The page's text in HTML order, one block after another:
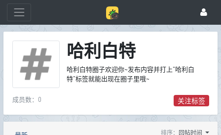
哈利白特
哈利白特圈子欢迎你~发布内容并打上"哈利白
特"标签就能出现在圈子里哦~
关注标签
成员数：0
排序： 回帖时间